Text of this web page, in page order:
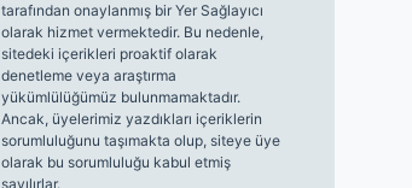
tarafından onaylanmış bir Yer Sağlayıcı
olarak hizmet vermektedir. Bu nedenle,
sitedeki içerikleri proaktif olarak
denetleme veya araştırma
yükümlülüğümüz bulunmamaktadır.
Ancak, üyelerimiz yazdıkları içeriklerin
sorumluluğunu taşımakta olup, siteye üye
olarak bu sorumluluğu kabul etmiş
sayılırlar.